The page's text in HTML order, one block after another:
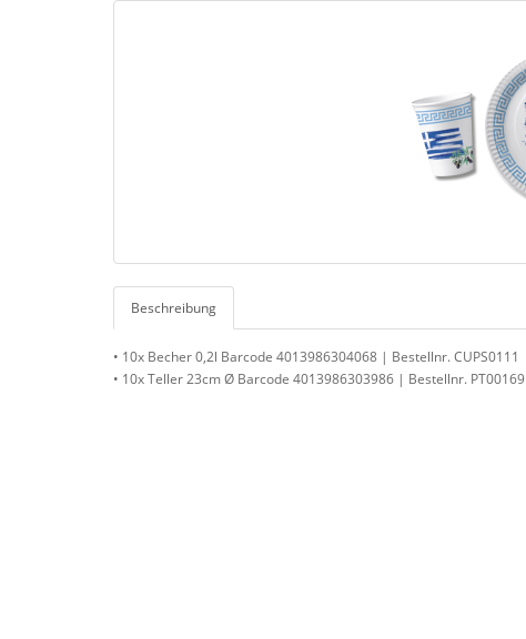
Beschreibung
• 10x Becher 0,2l Barcode 4013986304068 | Bestellnr. CUPS0111
• 10x Teller 23cm Ø Barcode 4013986303986 | Bestellnr. PT00169